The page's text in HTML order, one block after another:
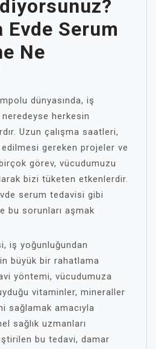
Evde Serum
Ne
dünyasında, iş
herkesin
Uzun çalışma saatleri,
gereken projeler ve
görev, vücudumuzu
bizi tüketen etkenlerdir.
serum tedavisi gibi
bu sorunları aşmak
iş yoğunluğundan
büyük bir rahatlama
yöntemi, vücudumuza
vitaminler, mineraller
sağlamak amacıyla
sağlık uzmanları
bu tedavi, damar